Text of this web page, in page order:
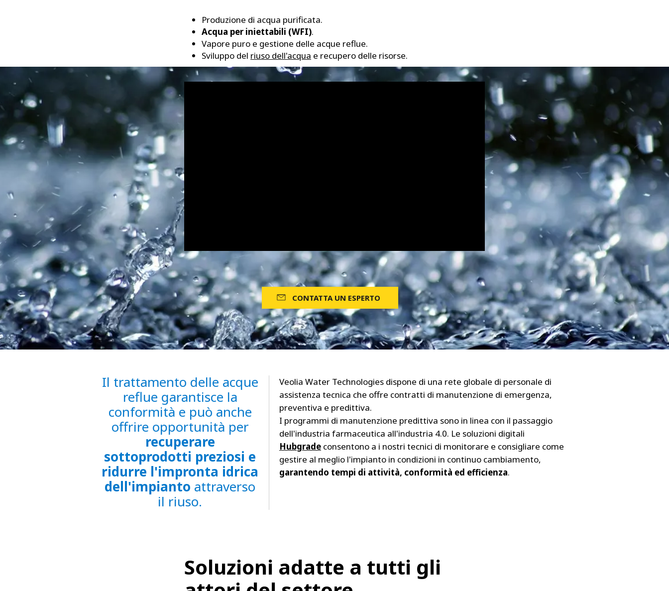
Produzione di acqua purificata.
Acqua per iniettabili (WFI).
Vapore puro e gestione delle acque reflue.
Sviluppo del riuso dell'acqua e recupero delle risorse.
CONTATTA UN ESPERTO
Veolia Water Technologies dispone di una rete globale di personale di
assistenza tecnica che offre contratti di manutenzione di emergenza,
preventiva e predittiva.
I programmi di manutenzione predittiva sono in linea con il passaggio
dell'industria farmaceutica all'industria 4.0. Le soluzioni digitali
Hubgradeconsentono a i nostri tecnici di monitorare e consigliare come
gestire al meglio l'impianto in condizioni in continuo cambiamento,
garantendo tempi di attività, conformità ed efficienza.
Il trattamento delle acque
reflue garantisce la
conformità e può anche
offrire opportunità per
recuperare
sottoprodotti preziosi e
ridurre l'impronta idrica
dell'impianto attraverso
il riuso.
Soluzioni adatte a tutti gli